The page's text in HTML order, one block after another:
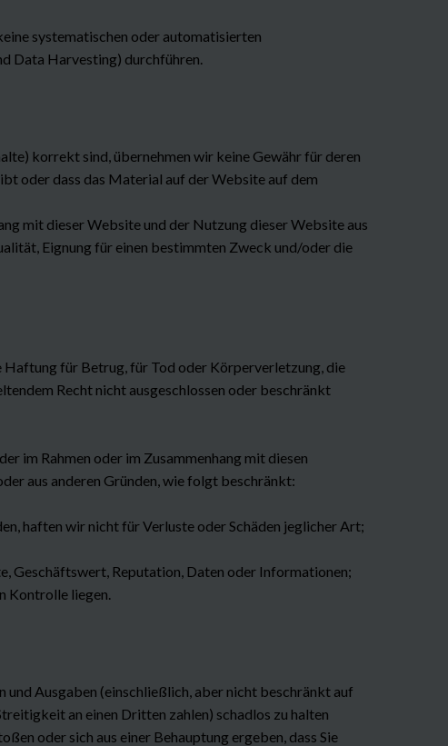
systematischen oder automatisierten
Data Harvesting) durchführen.
korrekt sind, übernehmen wir keine Gewähr für deren
oder dass das Material auf der Website auf dem
mit dieser Website und der Nutzung dieser Website aus
Eignung für einen bestimmten Zweck und/oder die
Haftung für Betrug, für Tod oder Körperverletzung, die
Recht nicht ausgeschlossen oder beschränkt
im Rahmen oder im Zusammenhang mit diesen
aus anderen Gründen, wie folgt beschränkt:
haften wir nicht für Verluste oder Schäden jeglicher Art;
Geschäftswert, Reputation, Daten oder Informationen;
Kontrolle liegen.
und Ausgaben (einschließlich, aber nicht beschränkt auf
an einen Dritten zahlen) schadlos zu halten
oder sich aus einer Behauptung ergeben, dass Sie